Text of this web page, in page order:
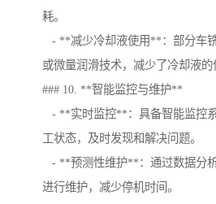
耗。
- **减少冷却液使用**：部分车
或微量润滑技术，减少了冷却液的
### 10. **智能监控与维护**
- **实时监控**：具备智能监控
工状态，及时发现和解决问题。
- **预测性维护**：通过数据分
进行维护，减少停机时间。